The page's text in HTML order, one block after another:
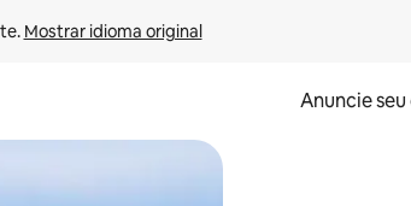
Mostrar idioma original
Anuncie